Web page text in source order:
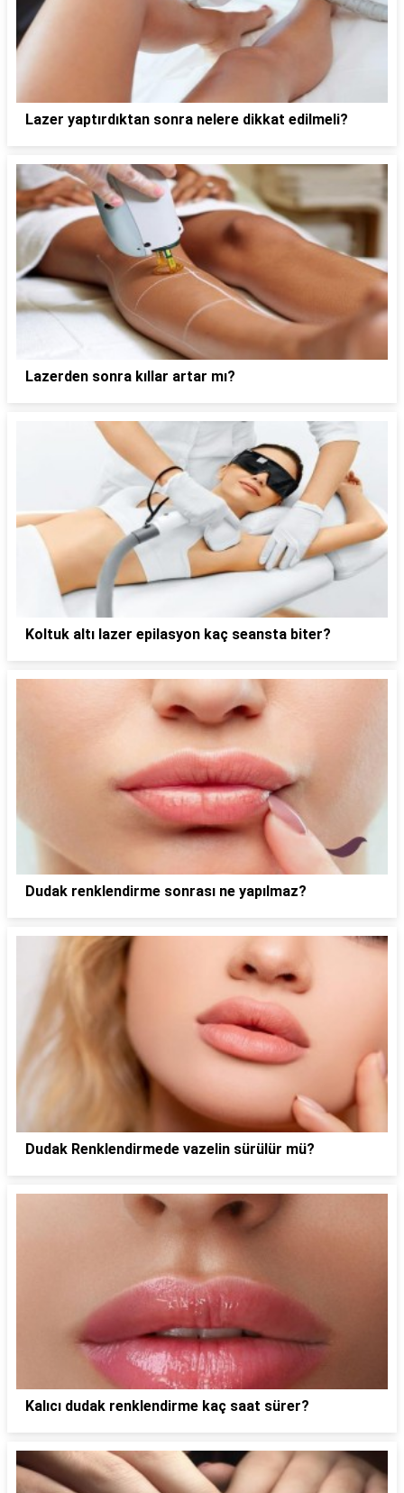
Lazer yaptırdıktan sonra nelere dikkat edilmeli?
Lazerden sonra kıllar artar mı?
Koltuk altı lazer epilasyon kaç seansta biter?
Dudak renklendirme sonrası ne yapılmaz?
Dudak Renklendirmede vazelin sürülür mü?
Kalıcı dudak renklendirme kaç saat sürer?